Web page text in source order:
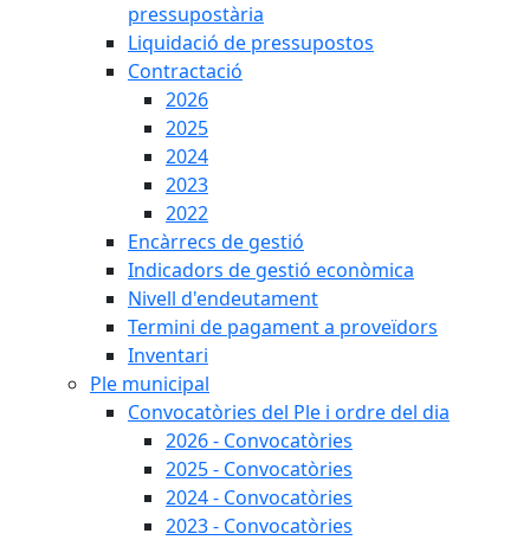
pressupostària
Liquidació de pressupostos
Contractació
2026
2025
2024
2023
2022
Encàrrecs de gestió
Indicadors de gestió econòmica
Nivell d'endeutament
Termini de pagament a proveïdors
Inventari
Ple municipal
Convocatòries del Ple i ordre del dia
2026 - Convocatòries
2025 - Convocatòries
2024 - Convocatòries
2023 - Convocatòries